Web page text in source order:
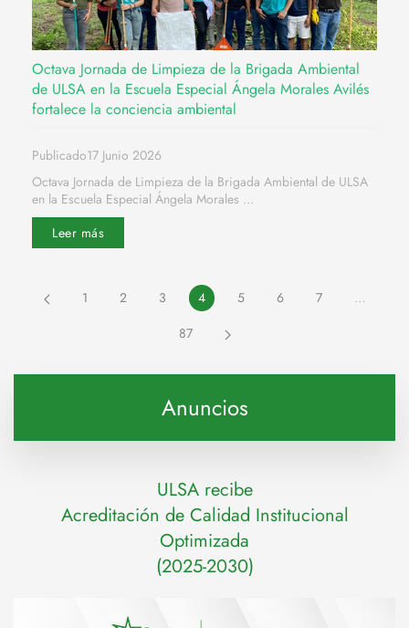
Octava Jornada de Limpieza de la Brigada Ambiental
de ULSA en la Escuela Especial Ángela Morales Avilés
fortalece la conciencia ambiental
Publicado17 Junio 2026
Octava Jornada de Limpieza de la Brigada Ambiental de ULSA
en la Escuela Especial Ángela Morales ...
Leer más
1 2 3 4 5 6 7
…
87
Anuncios
ULSA recibe
Acreditación de Calidad Institucional
Optimizada
(2025-2030)